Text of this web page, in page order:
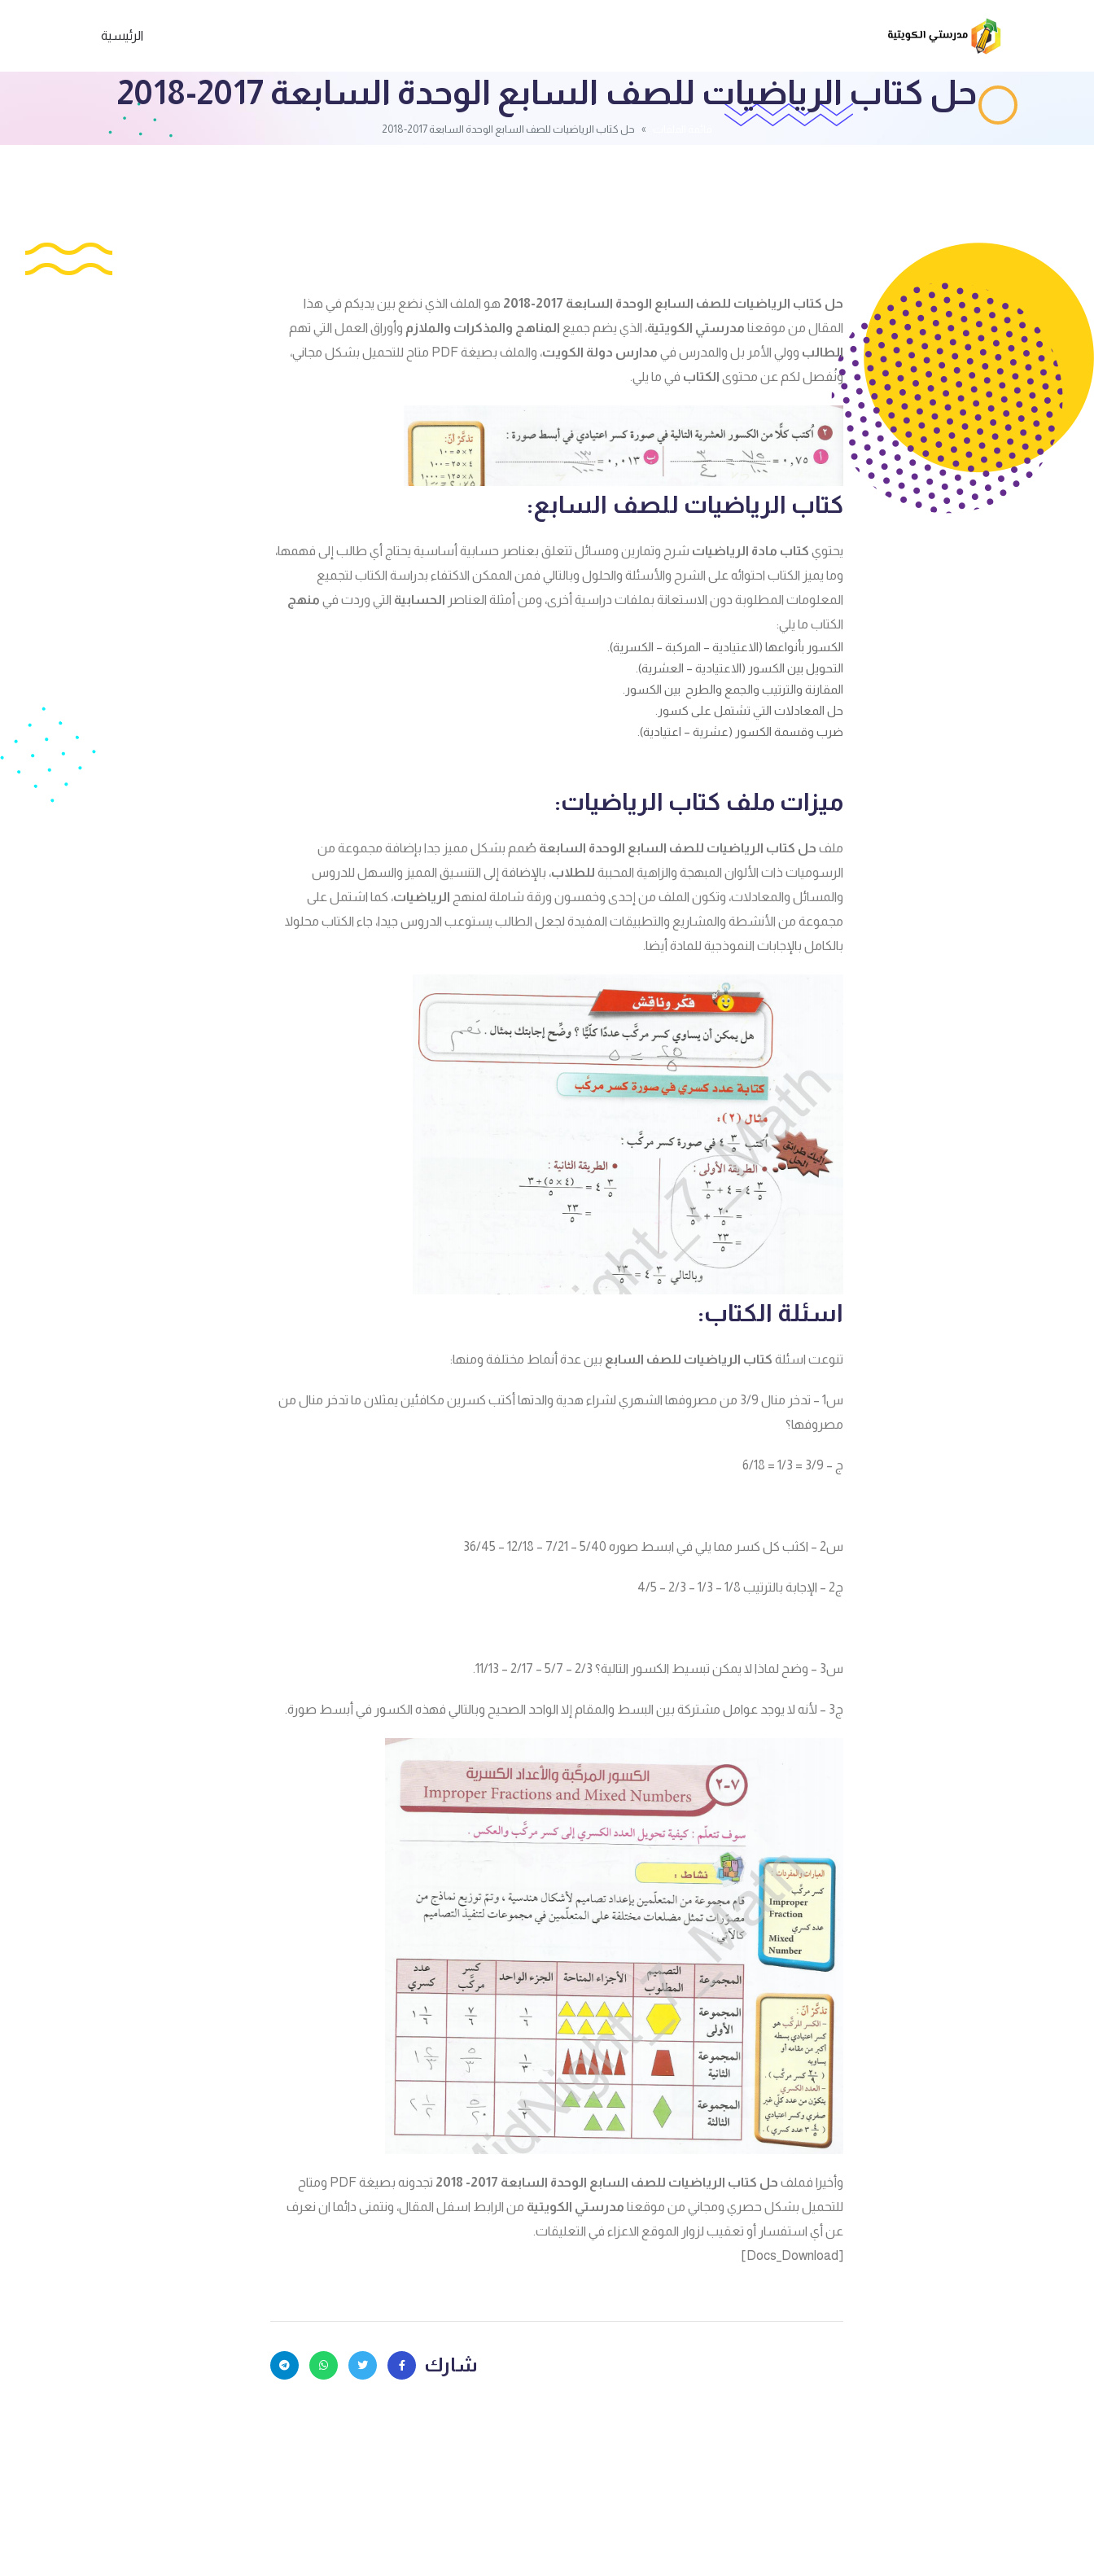
الرئيسية
حل كتاب الرياضيات للصف السابع الوحدة السابعة 2017-2018
حل كتاب الرياضيات للصف السابع الوحدة السابعة 2017-2018
حل كتاب الرياضيات للصف السابع الوحدة السابعة 2017-2018
هو الملف الذي نضع بين يديكم في هذا
المقال من موقعنا مدرستي الكويتية، الذي يضم جميع المناهج والمذكرات والملازم وأوراق العمل التي تهم
الطالب وولي الأمر بل والمدرس في مدارس دولة الكويت
، والملف بصيغة PDF متاح للتحميل بشكل مجاني،
ونُفصل لكم عن محتوى الكتاب في ما يلي.
كتاب الرياضيات للصف السابع:
يحتوي كتاب مادة الرياضيات شرح وتمارين ومسائل تتعلق بعناصر حسابية أساسية يحتاج أي طالب إلى فهمها،
وما يميز الكتاب احتوائه على الشرح والأسئلة والحلول وبالتالي فمن الممكن الاكتفاء بدراسة الكتاب لتجميع
المعلومات المطلوبة دون الاستعانة بملفات دراسية أخرى، ومن أمثلة العناصر الحسابية التي وردت في منهج
الكتاب ما يلي:
الكسور بأنواعها (الاعتيادية – المركبة – الكسرية).
التحويل بين الكسور (الاعتيادية – العشرية).
المقارنة والترتيب والجمع والطرح بين الكسور.
حل المعادلات التي تشتمل على كسور.
ضرب وقسمة الكسور (عشرية – اعتيادية).
ميزات ملف كتاب الرياضيات:
ملف حل كتاب الرياضيات للصف السابع الوحدة السابعة صُمم بشكل مميز جدا بإضافة مجموعة من
الرسوميات ذات الألوان المبهجة والزاهية المحببة للطلاب، بالإضافة إلى التنسيق المميز والسهل للدروس
والمسائل والمعادلات، وتكون الملف من إحدى وخمسون ورقة شاملة لمنهج الرياضيات، كما اشتمل على
مجموعة من الأنشطة والمشاريع والتطبيقات المفيدة لجعل الطالب يستوعب الدروس جيدا، جاء الكتاب محلولا
بالكامل بالإجابات النموذجية للمادة أيضا.
اسئلة الكتاب:
تنوعت اسئلة كتاب الرياضيات للصف السابع بين عدة أنماط مختلفة ومنها:
س1 – تدخر منال 3/9 من مصروفها الشهري لشراء هدية والدتها أكتب كسرين مكافئين يمثلان ما تدخر منال من
مصروفها؟
ج – 3/9 = 1/3 = 6/18
س2 – اكثب كل كسر مما يلي في ابسط صوره 5/40 – 7/21 – 12/18 – 36/45
ج2 – الإجابة بالترتيب 1/8 – 1/3 – 2/3 – 4/5
س3 – وضح لماذا لا يمكن تبسيط الكسور التالية؟ 2/3 – 5/7 – 2/17 – 11/13.
ج3 – لأنه لا يوجد عوامل مشتركة بين البسط والمقام إلا الواحد الصحيح وبالتالي فهذه الكسور في أبسط صورة.
وأخيرا فملف حل كتاب الرياضيات للصف السابع الوحدة السابعة 2017- 2018
تجدونه بصيغة PDF ومتاح
للتحميل بشكل حصري ومجاني من موقعنا مدرستي الكويتية من الرابط اسفل المقال، ونتمنى دائما ان نعرف
عن أي استفسار أو تعقيب لزوار الموقع الاعزاء في التعليقات.
[Docs_Download]
شارك